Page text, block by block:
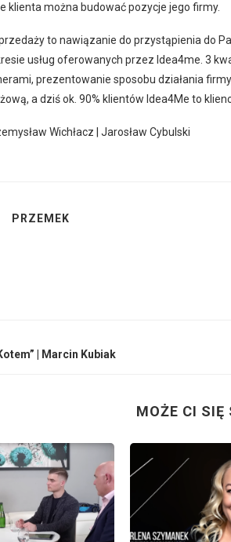
klienta można budować pozycje jego firmy.
to nawiązanie do przystąpienia do
usług oferowanych przez Idea4me. 3
prezentowanie sposobu działania
a dziś ok. 90% klientów Idea4Me to
Wichłacz | Jarosław Cybulski
PRZEMEK
| Marcin Kubiak
MOŻE CI SIĘ